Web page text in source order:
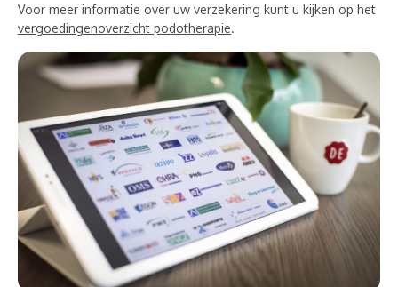
Voor meer informatie over uw verzekering kunt u kijken op het
vergoedingenoverzicht podotherapie.